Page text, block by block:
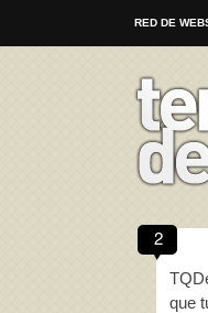
RED DE
2
que